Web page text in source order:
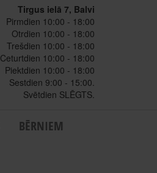
Tirgus ielā 7, Balvi
Pirmdien 10:00 - 18:00
Otrdien 10:00 - 18:00
Trešdien 10:00 - 18:00
Ceturtdien 10:00 - 18:00
Piektdien 10:00 - 18:00
Sestdien 9:00 - 15:00.
Svētdien SLĒGTS.
BĒRNIEM